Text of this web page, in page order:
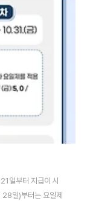
일부터 지급이 시
일)부터는 요일제